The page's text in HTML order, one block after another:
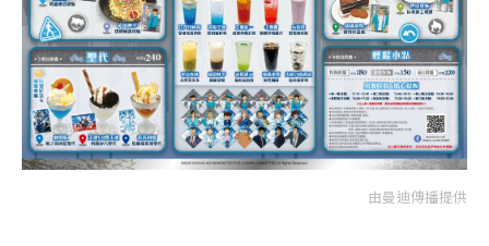
由曼迪傳播提供